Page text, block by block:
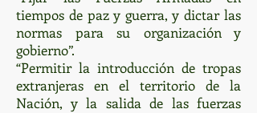
tiempos de paz y guerra, y dictar las
normas para su organización y
gobierno”.
“Permitir la introducción de tropas
extranjeras en el territorio de la
Nación, y la salida de las fuerzas